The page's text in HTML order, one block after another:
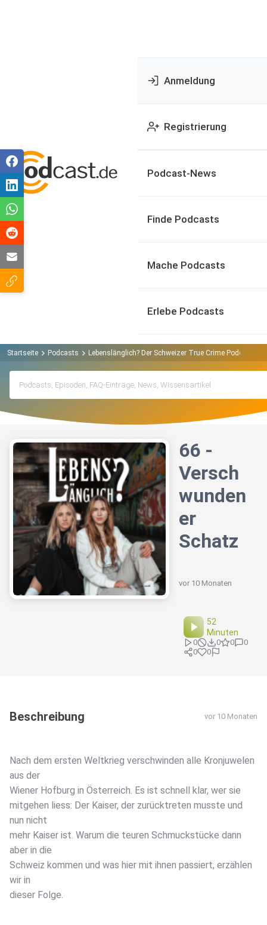
Anmeldung
Registrierung
Podcast-News
Finde Podcasts
Mache Podcasts
Erlebe Podcasts
Startseite Podcasts Lebenslänglich? Der Schweizer True Crime Podcast
66 -
Versch
wunden
er
Schatz
vor 10 Monaten
52
Minuten
0 0 0
0
0
0
Beschreibung vor 10 Monaten
Nach dem ersten Weltkrieg verschwinden alle Kronjuwelen
aus der
Wiener Hofburg in Österreich. Es ist schnell klar, wer sie
mitgehen liess: Der Kaiser, der zurücktreten musste und
nun nicht
mehr Kaiser ist. Warum die teuren Schmuckstücke dann
aber in die
Schweiz kommen und was hier mit ihnen passiert, erzählen
wir in
dieser Folge.